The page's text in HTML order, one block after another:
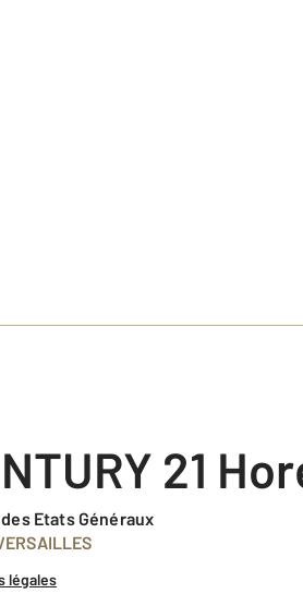
21
des Etats Généraux
légales